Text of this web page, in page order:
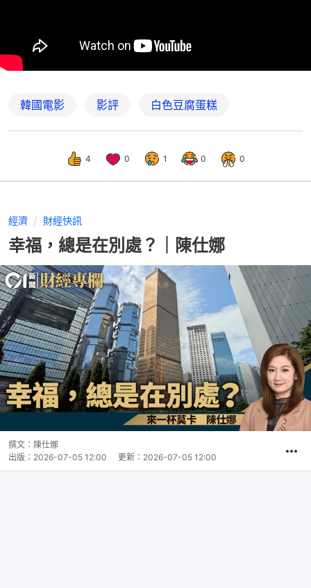
韓國電影 影評 白色豆腐蛋糕
4 0 1 0 0
經濟 財經快訊
幸福，總是在別處？｜陳仕娜
撰文： 陳仕娜
出版： 2026-07-05 12:00 更新： 2026-07-05 12:00